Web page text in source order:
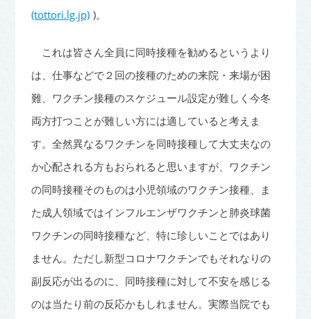
(tottori.lg.jp) )。
これは皆さん全員に同時接種を勧めるというより
は、仕事などで２回の接種のための来院・来場が困
難、ワクチン接種のスケジュール設定が難しく今冬
両方打つことが難しい方には適していると考えま
す。全然異なるワクチンを同時接種して大丈夫なの
か心配される方もおられると思いますが、ワクチン
の同時接種そのものは小児領域のワクチン接種、ま
た成人領域ではインフルエンザワクチンと肺炎球菌
ワクチンの同時接種など、特に珍しいことではあり
ません。ただし新型コロナワクチンでもそれなりの
副反応が出るのに、同時接種に対して不安を感じる
のは当たり前の反応かもしれません。実際当院でも